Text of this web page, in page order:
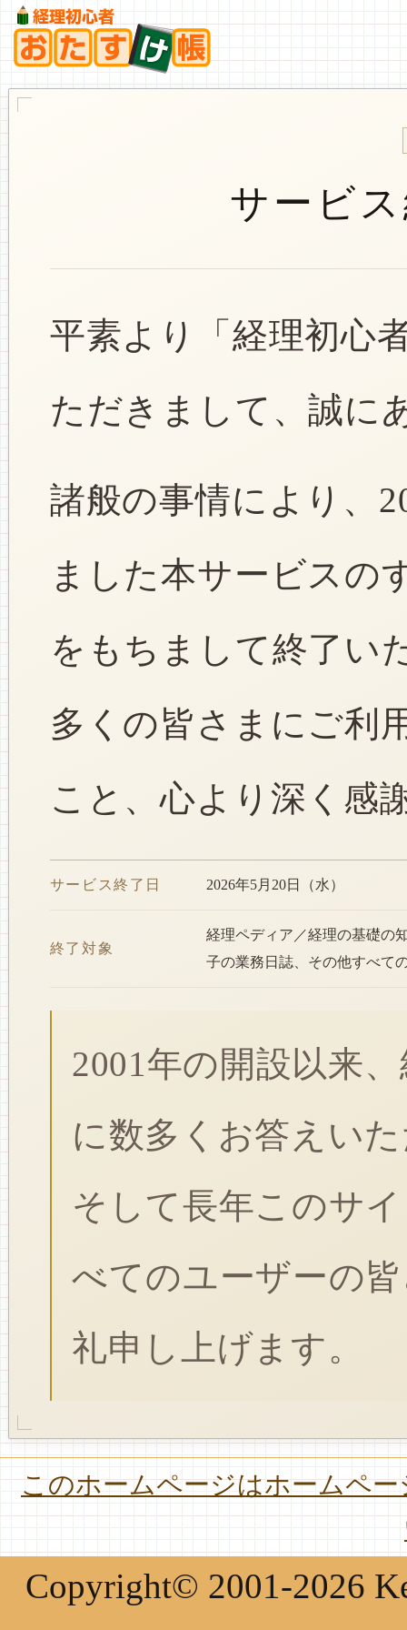
サービ
平素より「経理初心
ただきまして、誠に
諸般の事情により、
ました本サービスの
をもちまして終了い
多くの皆さまにご利
こと、心より深く感
サービス終了日 2026年5月20日（水）
終了対象
経理ペディア／経理の基礎の
子の業務日誌、その他すべて
2001年の開設以来
に数多くお答えい
そして長年このサ
べてのユーザーの
礼申し上げます。
このホームページはホームペ
Copyright© 2001-2026